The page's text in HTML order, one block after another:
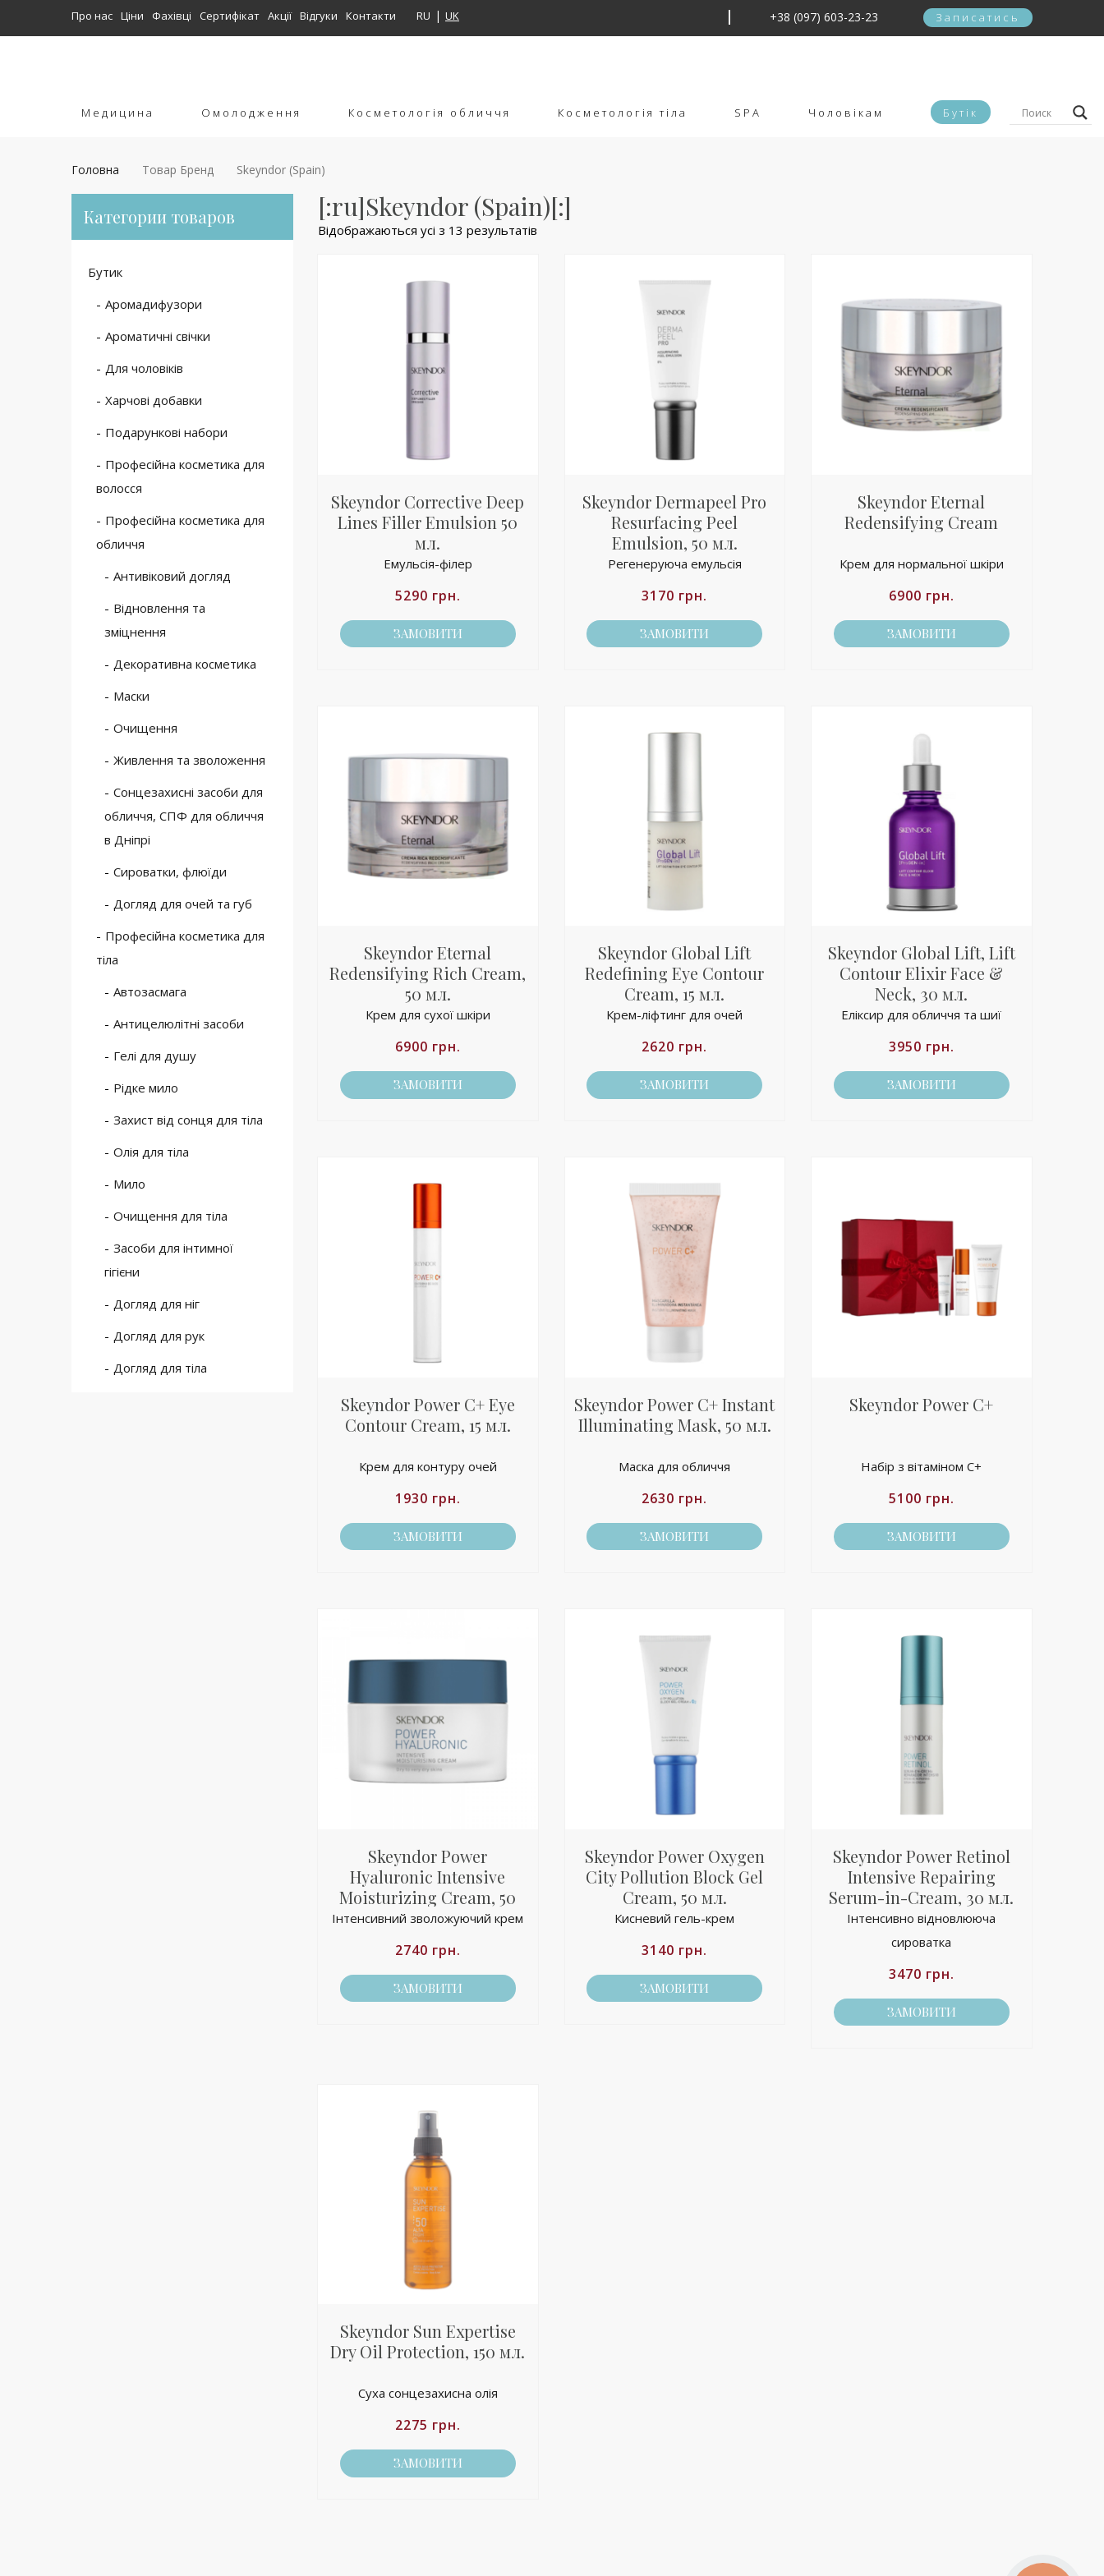
Про нас Ціни Фахівці Сертифікат Акції Відгуки Контакти RU UK +38 (097) 603-23-23 Записатись
Медицина Омолодження Косметологія обличчя Косметологія тіла SPA Чоловікам Бутік
Головна Товар Бренд Skeyndor (Spain)
Категории товаров
Бутик
Аромадифузори
Ароматичні свічки
Для чоловіків
Харчові добавки
Подарункові набори
Професійна косметика для
волосся
Професійна косметика для
обличчя
Антивіковий догляд
Відновлення та
зміцнення
Декоративна косметика
Маски
Очищення
Живлення та зволоження
Сонцезахисні засоби для
обличчя, СПФ для обличчя
в Дніпрі
Сироватки, флюїди
Догляд для очей та губ
Професійна косметика для
тіла
Автозасмага
Антицелюлітні засоби
Гелі для душу
Рідке мило
Захист від сонця для тіла
Олія для тіла
Мило
Очищення для тіла
Засоби для інтимної
гігієни
Догляд для ніг
Догляд для рук
Догляд для тіла
[:ru]Skeyndor (Spain)[:]
Відображаються усі з 13 результатів
Skeyndor Corrective Deep
Lines Filler Emulsion 50
мл.
Емульсія-філер
5290 грн.
ЗАМОВИТИ
Skeyndor Dermapeel Pro
Resurfacing Peel
Emulsion, 50 мл.
Регенеруюча емульсія
3170 грн.
ЗАМОВИТИ
Skeyndor Eternal
Redensifying Cream
Крем для нормальної шкіри
6900 грн.
ЗАМОВИТИ
Skeyndor Eternal
Redensifying Rich Cream,
50 мл.
Крем для сухої шкіри
6900 грн.
ЗАМОВИТИ
Skeyndor Global Lift
Redefining Eye Contour
Cream, 15 мл.
Крем-ліфтинг для очей
2620 грн.
ЗАМОВИТИ
Skeyndor Global Lift, Lift
Contour Elixir Face &
Neck, 30 мл.
Еліксир для обличчя та шиї
3950 грн.
ЗАМОВИТИ
Skeyndor Power C+ Eye
Contour Cream, 15 мл.
Крем для контуру очей
1930 грн.
ЗАМОВИТИ
Skeyndor Power C+ Instant
Illuminating Mask, 50 мл.
Маска для обличчя
2630 грн.
ЗАМОВИТИ
Skeyndor Power C+
Набір з вітаміном С+
5100 грн.
ЗАМОВИТИ
Skeyndor Power
Hyaluronic Intensive
Moisturizing Cream, 50
мл.
Інтенсивний зволожуючий крем
2740 грн.
ЗАМОВИТИ
Skeyndor Power Oxygen
City Pollution Block Gel
Cream, 50 мл.
Кисневий гель-крем
3140 грн.
ЗАМОВИТИ
Skeyndor Power Retinol
Intensive Repairing
Serum-in-Cream, 30 мл.
Інтенсивно відновлююча
сироватка
3470 грн.
ЗАМОВИТИ
Skeyndor Sun Expertise
Dry Oil Protection, 150 мл.
Суха сонцезахисна олія
2275 грн.
ЗАМОВИТИ